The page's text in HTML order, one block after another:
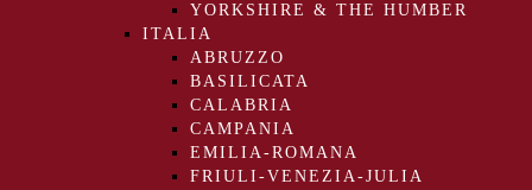
YORKSHIRE & THE HUMBER
ITALIA
ABRUZZO
BASILICATA
CALABRIA
CAMPANIA
EMILIA-ROMANA
FRIULI-VENEZIA-JULIA